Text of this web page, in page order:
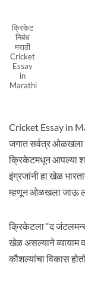
क्रिकेट
निबंध
मराठी
Cricket
Essay
in
Marathi
Cricket Essay in
जगात सर्वत्र ओळखला
क्रिकेटमधून आपल्या
इंग्रजांनी हा खेळ
म्हणून ओळखला जाऊ
क्रिकेटला “द
खेळ असल्याने व्यायाम
कौशल्यांचा विकास